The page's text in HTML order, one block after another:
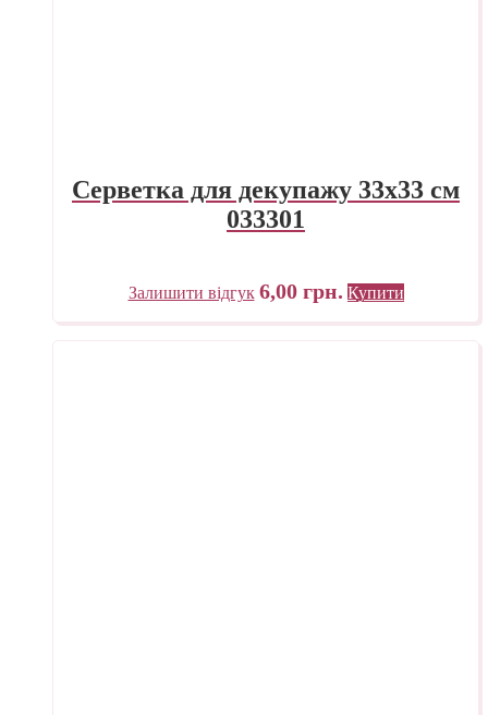
Серветка для декупажу 33х33 см
033301
Залишити відгук 6,00 грн. Купити